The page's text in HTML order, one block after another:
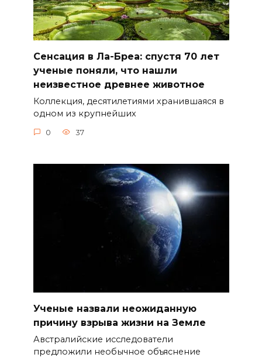
Сенсация в Ла-Бреа: спустя 70 лет
ученые поняли, что нашли
неизвестное древнее животное
Коллекция, десятилетиями хранившаяся в
одном из крупнейших
0 37
Ученые назвали неожиданную
причину взрыва жизни на Земле
Австралийские исследователи
предложили необычное объяснение